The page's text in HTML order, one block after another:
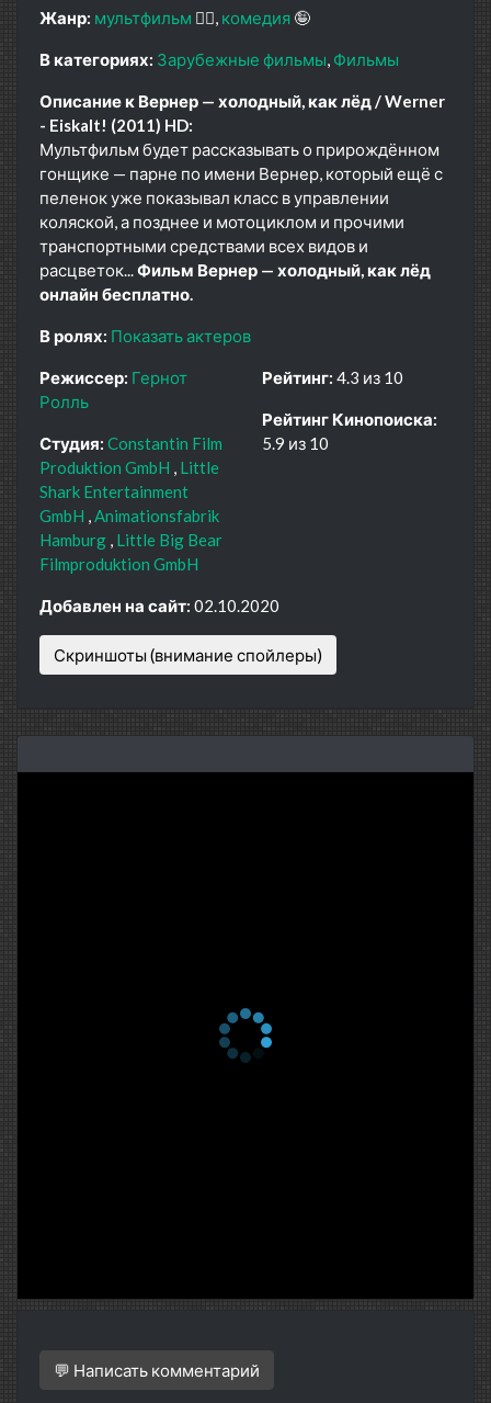
Жанр: мультфильм 🧚‍♀️ комедия 🤪
В категориях: Зарубежные фильмы Фильмы
Описание к Вернер — холодный, как лёд / Werner
- Eiskalt! (2011) HD:
Мультфильм будет рассказывать о прирождённом
гонщике — парне по имени Вернер, который ещё с
пеленок уже показывал класс в управлении
коляской, а позднее и мотоциклом и прочими
транспортными средствами всех видов и
расцветок... Фильм Вернер — холодный, как лёд
онлайн бесплатно.
В ролях: Показать актеров
Режиссер: Гернот
Ролль
Студия: Constantin Film
Produktion GmbH
Little
Shark Entertainment
GmbH
Animationsfabrik
Hamburg Little Big Bear
Filmproduktion GmbH
Рейтинг: 4.3 из 10
Рейтинг Кинопоиска:
5.9 из 10
Добавлен на сайт: 02.10.2020
Скриншоты (внимание спойлеры)
💬 Написать комментарий